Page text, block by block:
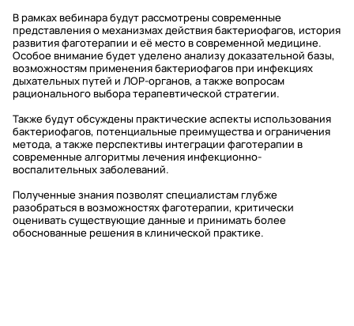
В рамках вебинара будут рассмотрены современные
представления о механизмах действия бактериофагов, история
развития фаготерапии и её место в современной медицине.
Особое внимание будет уделено анализу доказательной базы,
возможностям применения бактериофагов при инфекциях
дыхательных путей и ЛОР-органов, а также вопросам
рационального выбора терапевтической стратегии.
Также будут обсуждены практические аспекты использования
бактериофагов, потенциальные преимущества и ограничения
метода, а также перспективы интеграции фаготерапии в
современные алгоритмы лечения инфекционно-
воспалительных заболеваний.
Полученные знания позволят специалистам глубже
разобраться в возможностях фаготерапии, критически
оценивать существующие данные и принимать более
обоснованные решения в клинической практике.